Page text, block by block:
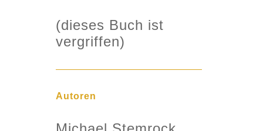
(dieses Buch ist
vergriffen)
Autoren